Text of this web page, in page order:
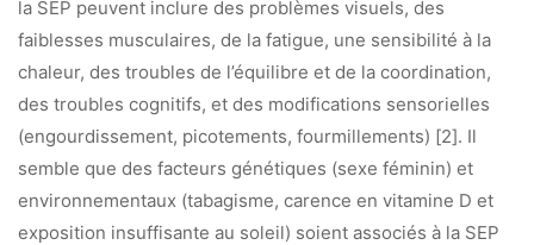
la SEP peuvent inclure des problèmes visuels, des
faiblesses musculaires, de la fatigue, une sensibilité à la
chaleur, des troubles de l’équilibre et de la coordination,
des troubles cognitifs, et des modifications sensorielles
(engourdissement, picotements, fourmillements) [2]. Il
semble que des facteurs génétiques (sexe féminin) et
environnementaux (tabagisme, carence en vitamine D et
exposition insuffisante au soleil) soient associés à la SEP